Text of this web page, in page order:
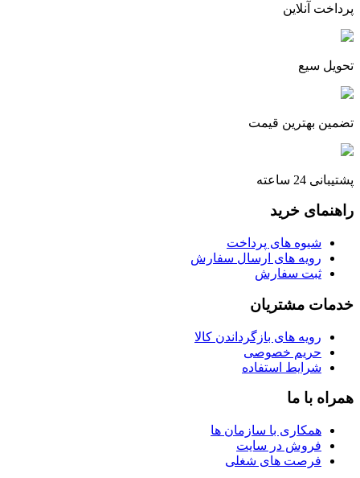
پرداخت آنلاین
تحویل سیع
تضمین بهترین قیمت
پشتیبانی 24 ساعته
راهنمای خرید
شیوه های پرداخت
رویه های ارسال سفارش
ثبت سفارش
خدمات مشتریان
رویه های بازگرداندن کالا
حریم خصوصی
شرایط استفاده
همراه با ما
همکاری با سازمان ها
فروش در سایت
فرصت های شغلی